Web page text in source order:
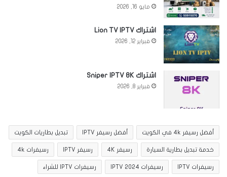
مايو 16, 2026
اشتراك Lion TV IPTV
فبراير 12, 2026
اشتراك Sniper IPTV 8K
فبراير 8, 2026
أفضل رسيفر 4k في الكويت أفضل رسيفر IPTV تبديل بطاريات الكويت
خدمة تبديل بطارية السيارة رسيفر 4K رسيفر IPTV رسيفرات 4k
رسيفرات IPTV رسيفرات IPTV 2024 رسيفرات IPTV للشراء